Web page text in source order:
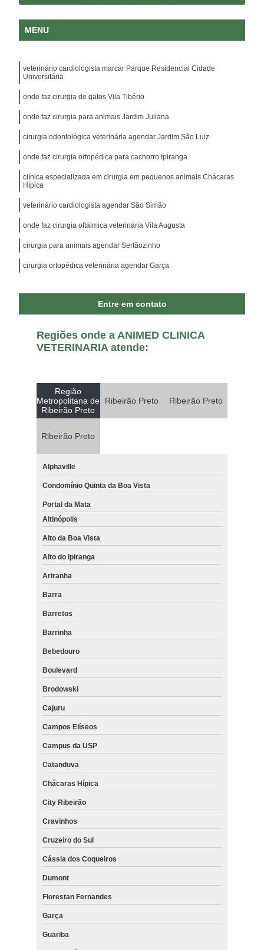
MENU
veterinário cardiologista marcar Parque Residencial Cidade
Universitária
onde faz cirurgia de gatos Vila Tibério
onde faz cirurgia para animais Jardim Juliana
cirurgia odontológica veterinária agendar Jardim São Luiz
onde faz cirurgia ortopédica para cachorro Ipiranga
clínica especializada em cirurgia em pequenos animais Chácaras
Hípica
veterinário cardiologista agendar São Simão
onde faz cirurgia oftálmica veterinária Vila Augusta
cirurgia para animais agendar Sertãozinho
cirurgia ortopédica veterinária agendar Garça
Entre em contato
Regiões onde a ANIMED CLINICA
VETERINARIA atende:
Região
Metropolitana de
Ribeirão Preto
Ribeirão Preto Ribeirão Preto
Ribeirão Preto
Alphaville
Condomínio Quinta da Boa Vista
Portal da Mata
Altinópolis
Alto da Boa Vista
Alto do Ipiranga
Ariranha
Barra
Barretos
Barrinha
Bebedouro
Boulevard
Brodowski
Cajuru
Campos Elíseos
Campus da USP
Catanduva
Chácaras Hípica
City Ribeirão
Cravinhos
Cruzeiro do Sul
Cássia dos Coqueiros
Dumont
Florestan Fernandes
Garça
Guariba